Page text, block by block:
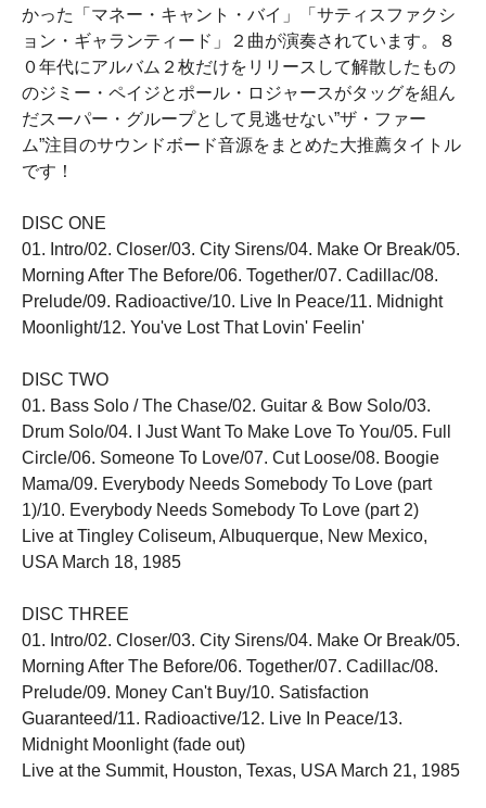
かった「マネー・キャント・バイ」「サティスファクシ
ョン・ギャランティード」２曲が演奏されています。８
０年代にアルバム２枚だけをリリースして解散したもの
のジミー・ペイジとポール・ロジャースがタッグを組ん
だスーパー・グループとして見逃せない”ザ・ファー
ム”注目のサウンドボード音源をまとめた大推薦タイトル
です！
DISC ONE
01. Intro/02. Closer/03. City Sirens/04. Make Or Break/05.
Morning After The Before/06. Together/07. Cadillac/08.
Prelude/09. Radioactive/10. Live In Peace/11. Midnight
Moonlight/12. You've Lost That Lovin' Feelin'
DISC TWO
01. Bass Solo / The Chase/02. Guitar & Bow Solo/03.
Drum Solo/04. I Just Want To Make Love To You/05. Full
Circle/06. Someone To Love/07. Cut Loose/08. Boogie
Mama/09. Everybody Needs Somebody To Love (part
1)/10. Everybody Needs Somebody To Love (part 2)
Live at Tingley Coliseum, Albuquerque, New Mexico,
USA March 18, 1985
DISC THREE
01. Intro/02. Closer/03. City Sirens/04. Make Or Break/05.
Morning After The Before/06. Together/07. Cadillac/08.
Prelude/09. Money Can't Buy/10. Satisfaction
Guaranteed/11. Radioactive/12. Live In Peace/13.
Midnight Moonlight (fade out)
Live at the Summit, Houston, Texas, USA March 21, 1985